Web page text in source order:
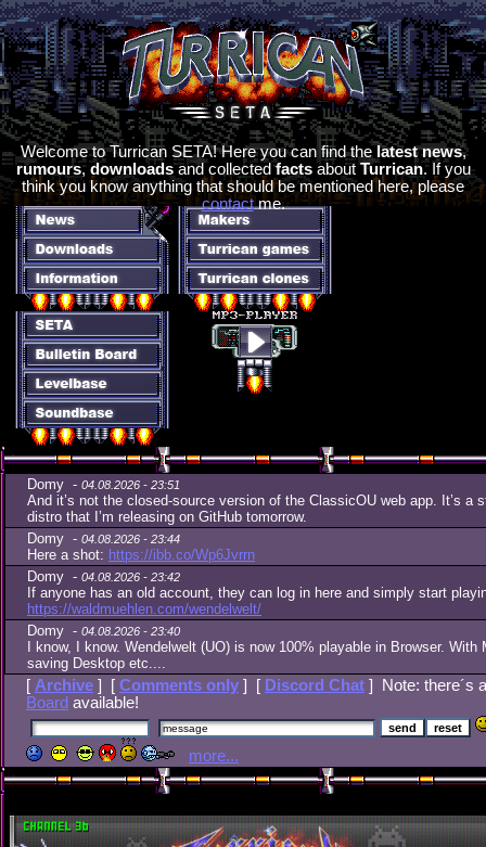
Welcome to Turrican SETA! Here you can find the latest news,
rumours,downloadsand collectedfactsaboutTurrican. If you
think you know anything that should be mentioned here, please
contactme.
Domy - 04.08.2026 - 23:51
And it’s not the closed-source version of the ClassicOU web app. It’s a
distro that I’m releasing on GitHub tomorrow.
Domy - 04.08.2026 - 23:44
Here a shot: https://ibb.co/Wp6Jvrrn
Domy - 04.08.2026 - 23:42
If anyone has an old account, they can log in here and simply start
https://waldmuehlen.com/wendelwelt/
Domy - 04.08.2026 - 23:40
I know, I know. Wendelwelt (UO) is now 100% playable in Browser. With
saving Desktop etc....
[ Archive ] [ Comments only ] [ Discord Chat ] Note: there´s
Board available!
more...